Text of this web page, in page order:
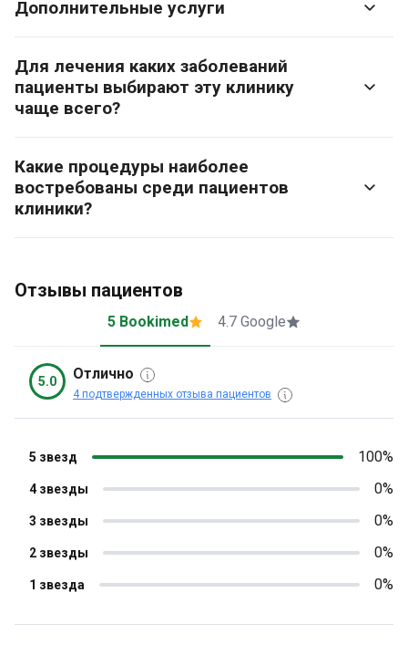
Дополнительные услуги
Для лечения каких заболеваний
пациенты выбирают эту клинику
чаще всего?
Какие процедуры наиболее
востребованы среди пациентов
клиники?
Отзывы пациентов
5 Bookimed 4.7 Google
5.0 Отлично
4 подтвержденных отзыва пациентов
1 звезда 0%
2 звезды 0%
3 звезды 0%
4 звезды 0%
5 звезд 100%